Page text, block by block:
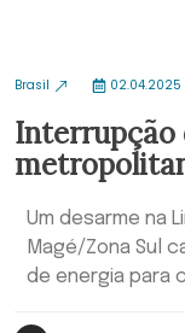
Brasil 02.04.2025
Interrupção
Um desarme na
Magé/Zona Sul
de energia para